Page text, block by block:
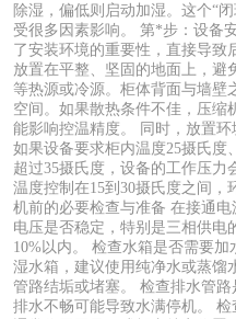
除湿，偏低则启动加湿。这个“
受很多因素影响。 第*步：设备
了安装环境的重要性，直接导致
放置在平整、坚固的地面上，避
等热源或冷源。柜体背面与墙壁
空间。如果散热条件不佳，压缩
能影响控温精度。 同时，放置
如果设备要求柜内温度25摄氏度
超过35摄氏度，设备的工作压力
温度控制在15到30摄氏度之间，
机前的必要检查与准备 在接通
电压是否稳定，特别是三相供电
10%以内。 检查水箱是否需要
湿水箱，建议使用纯净水或蒸馏
管路结垢或堵塞。 检查排水管
排水不畅可能导致水满停机。